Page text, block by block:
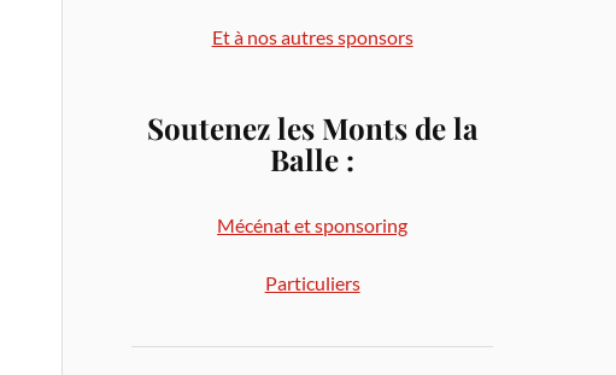
Et à nos autres sponsors
Soutenez les Monts de la
Balle :
Mécénat et sponsoring
Particuliers